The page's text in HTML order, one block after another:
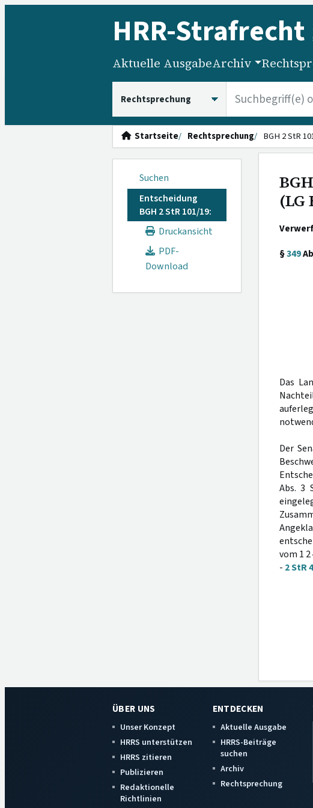
HRR-Strafrecht
Aktuelle AusgabeArchiv
Startseite Rechtsprechung BGH 2 StR
Suchen
Entscheidung
BGH 2 StR 101/19:
Druckansicht
PDF-
Download
§349
Das
Der
Abs. 3
vom 1 2
- 2 StR
ÜBER UNS
Unser Konzept
HRRS unterstützen
HRRS zitieren
Publizieren
Redaktionelle
Richtlinien
ENTDECKEN
Aktuelle Ausgabe
HRRS-Beiträge
suchen
Archiv
Rechtsprechung